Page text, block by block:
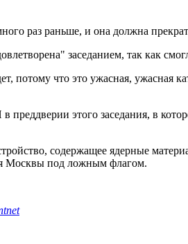
раз раньше, и она должна
заседанием, так как
потому что это ужасная, ужасная
этого заседания, в
содержащее ядерные
Москвы под ложным флагом.